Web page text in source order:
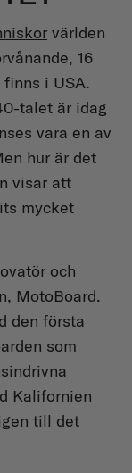
världen
16
i USA.
talet är idag
vara en av
hur är det
visar att
mycket
och
MotoBoard.
den första
som
Kalifornien
till det